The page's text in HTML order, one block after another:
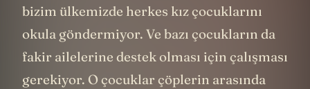
bizim ülkemizde herkes kız çocuklarını
okula göndermiyor. Ve bazı çocukların da
fakir ailelerine destek olması için çalışması
gerekiyor. O çocuklar çöplerin arasında